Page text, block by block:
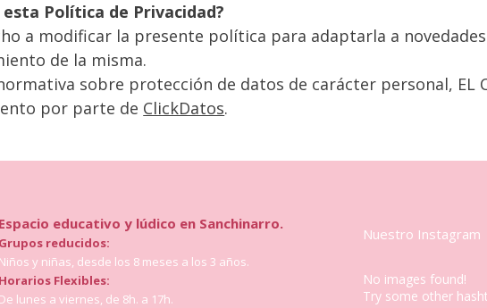
Política de Privacidad?
a modificar la presente política para adaptarla a
de la misma.
sobre protección de datos de carácter personal, EL
por parte de ClickDatos.
Espacio educativo y lúdico en Sanchinarro.
Grupos reducidos:
Niños y niñas, desde los 8 meses a los 3 años.
Horarios Flexibles:
De lunes a viernes, de 8h. a 17h.
Nuestro Instagram
No images found!
Try some other